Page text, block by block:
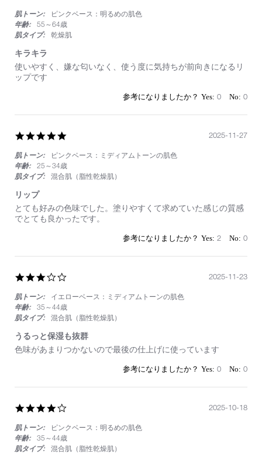
rating
肌トーン:
ピンクベース：明るめの肌色
年齢:
55～64歳
肌タイプ:
乾燥肌
キラキラ
Review
by
2026
review
stating
ラ
使いやすく、嫌な匂いなく、使う度に気持ちが前向きになるリ
ップです
0 0
rating
肌トーン:
ピンクベース：ミディアムトーンの肌色
年齢:
25～34歳
肌タイプ:
混合肌（脂性乾燥肌）
リップ
Review
by
2025
review
stating
とても好みの色味でした。塗りやすくて求めていた感じの質感
でとても良かったです。
2025-11-27
2 0
rating
肌トーン:
イエローベース：ミディアムトーンの肌色
年齢:
35～44歳
肌タイプ:
混合肌（脂性乾燥肌）
うるっと保湿も抜群
Review
Nov
review
っ
保
も
抜
群
色味があまりつかないので最後の仕上げに使っています
2025-11-23
0 0
rating
肌トーン:
ピンクベース：明るめの肌色
年齢:
35～44歳
肌タイプ:
混合肌（脂性乾燥肌）
2025-10-18